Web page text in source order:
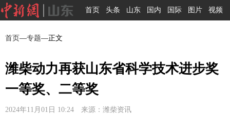
首页 头条 山东 国内 国际 图片 视频
首页—专题—正文
潍柴动力再获山东省科学技术进步奖
一等奖、二等奖
2024年11月01日 10:24 来源：潍柴资讯